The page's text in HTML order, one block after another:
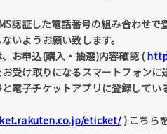
認証した電話番号の組み合わせで
いようお願い致します。
お申込(購入・抽選)内容確認 (
受け取りになるスマートフォンに
電子チケットアプリに登録してい
eticket/) こちら